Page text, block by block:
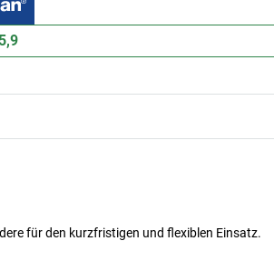
für den kurzfristigen und flexiblen Einsatz.